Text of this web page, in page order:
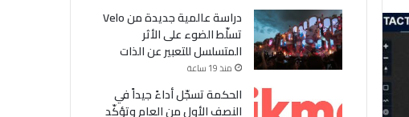
دراسة عالمية جديدة من Velo
تسلّط الضوء على الأثر
المتسلسل للتعبير عن الذات
منذ 19 ساعة
الحكمة تسجّل أداءً جيداً في
النصف الأول من العام وتؤكّد